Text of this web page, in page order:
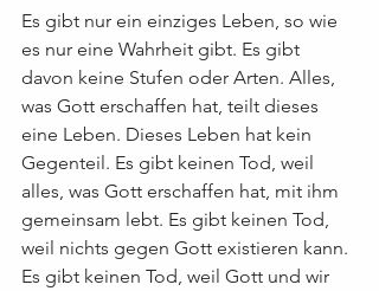
Es gibt nur ein einziges Leben, so wie
es nur eine Wahrheit gibt. Es gibt
davon keine Stufen oder Arten. Alles,
was Gott erschaffen hat, teilt dieses
eine Leben. Dieses Leben hat kein
Gegenteil. Es gibt keinen Tod, weil
alles, was Gott erschaffen hat, mit ihm
gemeinsam lebt. Es gibt keinen Tod,
weil nichts gegen Gott existieren kann.
Es gibt keinen Tod, weil Gott und wir